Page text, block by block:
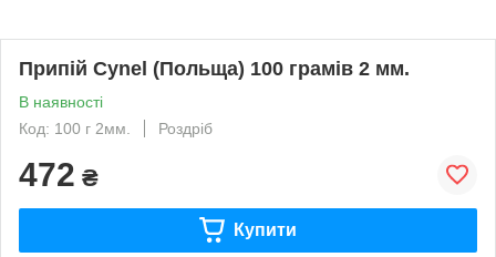
Припій Cynel (Польща) 100 грамів 2 мм.
В наявності
Код: 100 г 2мм.
Роздріб
472 ₴
Купити